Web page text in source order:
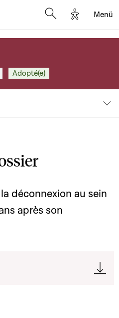
Options
Menü
Adopté(e)
déconnexion au sein
après son